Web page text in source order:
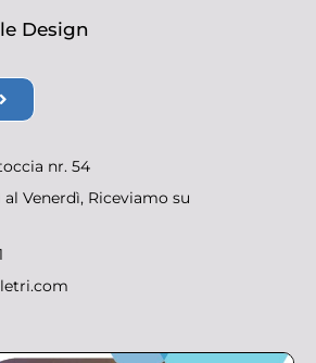
Design
nr. 54
Venerdì, Riceviamo su